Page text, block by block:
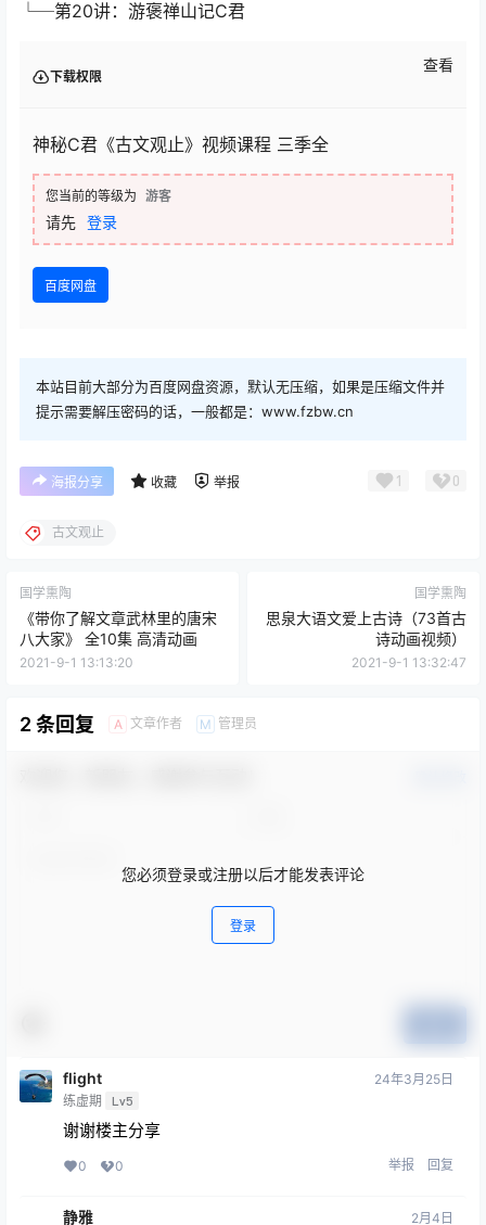
├─第14讲：黄冈竹楼记
├─第16讲：秋声赋
├─第17讲：石钟山记
├─第19讲：黄州快哉亭记
└─第20讲：游褒禅山记C君
下载权限
查看
神秘C君《古文观止》视频课程 三季全
请先 登录
本站目前大部分为百度网盘资源，默认无压缩，如果是压缩文件并
海报分享 收藏 1 0
文章作者 M 管理员
欢迎您，新朋友，感谢参与互动！